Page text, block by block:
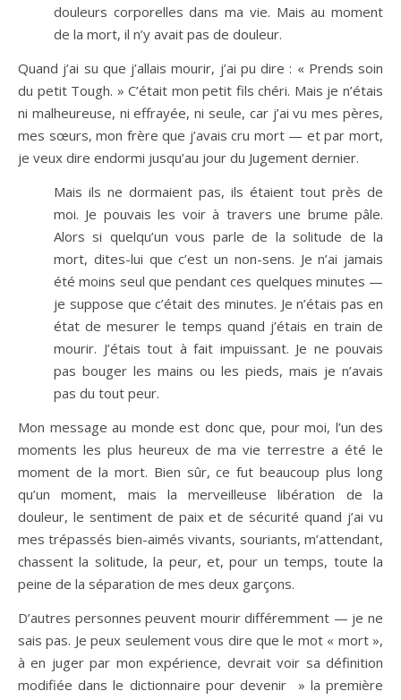
douleurs corporelles dans ma vie. Mais au moment
de la mort, il n’y avait pas de douleur.
Quand j’ai su que j’allais mourir, j’ai pu dire : « Prends soin
du petit Tough. » C’était mon petit fils chéri. Mais je n’étais
ni malheureuse, ni effrayée, ni seule, car j’ai vu mes pères,
mes sœurs, mon frère que j’avais cru mort — et par mort,
je veux dire endormi jusqu’au jour du Jugement dernier.
Mais ils ne dormaient pas, ils étaient tout près de
moi. Je pouvais les voir à travers une brume pâle.
Alors si quelqu’un vous parle de la solitude de la
mort, dites-lui que c’est un non-sens. Je n’ai jamais
été moins seul que pendant ces quelques minutes —
je suppose que c’était des minutes. Je n’étais pas en
état de mesurer le temps quand j’étais en train de
mourir. J’étais tout à fait impuissant. Je ne pouvais
pas bouger les mains ou les pieds, mais je n’avais
pas du tout peur.
Mon message au monde est donc que, pour moi, l’un des
moments les plus heureux de ma vie terrestre a été le
moment de la mort. Bien sûr, ce fut beaucoup plus long
qu’un moment, mais la merveilleuse libération de la
douleur, le sentiment de paix et de sécurité quand j’ai vu
mes trépassés bien-aimés vivants, souriants, m’attendant,
chassent la solitude, la peur, et, pour un temps, toute la
peine de la séparation de mes deux garçons.
D’autres personnes peuvent mourir différemment — je ne
sais pas. Je peux seulement vous dire que le mot « mort »,
à en juger par mon expérience, devrait voir sa définition
modifiée dans le dictionnaire pour devenir » la première